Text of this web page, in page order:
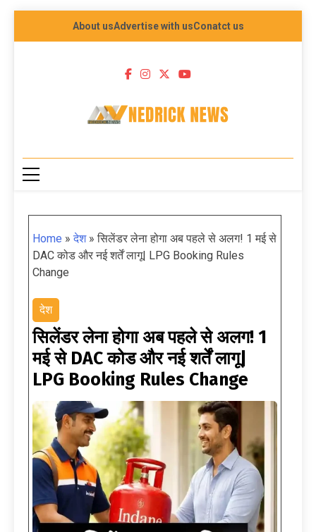
About usAdvertise with usConatct us
NEDRICK NEWS
Home »देश»सिलेंडर लेना होगा अब पहले से अलग! 1 मई से
DAC कोड और नई शर्तें लागू| LPG Booking Rules
Change
देश
सिलेंडर लेना होगा अब पहले से अलग! 1
मई से DAC कोड और नई शर्तें लागू|
LPG Booking Rules Change